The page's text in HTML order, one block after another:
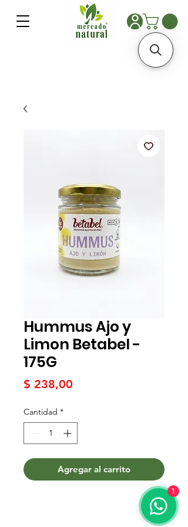
Hummus Ajo y
Limon Betabel -
175G
$ 238,00
Cantidad *
Agregar al carrito
1